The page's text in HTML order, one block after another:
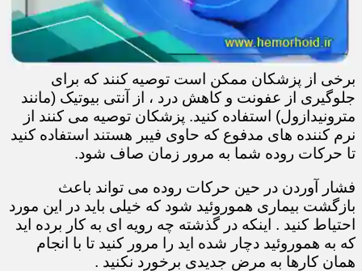
برخی از پزشکان ممکن است توصیه کنند که برای
جلوگیری از عفونت و کاهش درد ، از آنتی بیوتیک (مانند
مترونیدازول) استفاده کنید. پزشکان توصیه می کنند از
نرم کننده های مدفوع که حاوی فیبر هستند استفاده کنید
تا حرکات روده شما به مرور زمان صاف شود.
فشار آوردن در حین حرکات روده می تواند باعث
بازگشت بیماری هموروئید شود که خیلی باید در این مورد
احتیاط کنید . اینکه در گذشته چه رویه ای به کار برده اید
که به هموروئید دچار شده اید را مرور کنید تا با انجام
همان کارها به مرض جدیدی برخورد نکنید .